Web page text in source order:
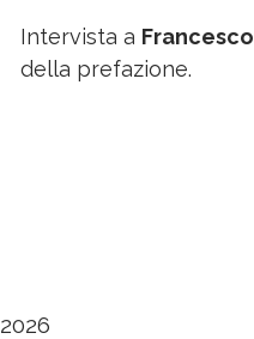
Intervista a
della prefazione.